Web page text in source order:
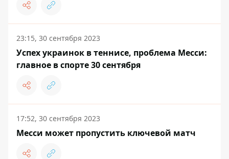
23:15, 30 сентября 2023
Успех украинок в теннисе, проблема Месси:
главное в спорте 30 сентября
17:52, 30 сентября 2023
Месси может пропустить ключевой матч